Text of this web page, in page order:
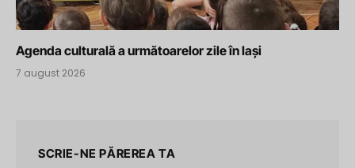
Agenda culturală a următoarelor zile în Iași
7 august 2026
SCRIE-NE PĂREREA TA